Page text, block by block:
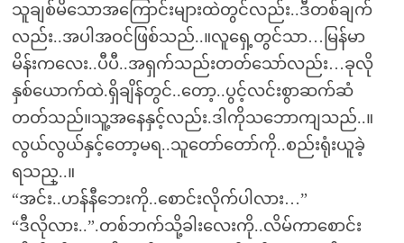
သူချစ်မိသောအကြောင်းများထဲတွင်လည်း..ဒီတစ်ချက်
လည်း..အပါအဝင်ဖြစ်သည်..။လူရှေ့တွင်သာ…မြန်မာ
မိန်းကလေး..ပီပီ..အရှက်သည်းတတ်သော်လည်း…ခုလို
နှစ်ယောက်ထဲ.ရှိချိန်တွင်..တော့..ပွင့်လင်းစွာဆက်ဆံ
တတ်သည်။သူ့အနေနှင့်လည်း.ဒါကိုသဘောကျသည်..။
လွယ်လွယ်နှင့်တော့မရ..သူတော်တော်ကို..စည်းရုံးယူခဲ့
ရသည္..။
“အင်း..ဟန်နီဘေးကို..စောင်းလိုက်ပါလား…”
“ဒီလိုလား..”.တစ်ဘက်သို့ခါးလေးကို..လိမ်ကာစောင်း